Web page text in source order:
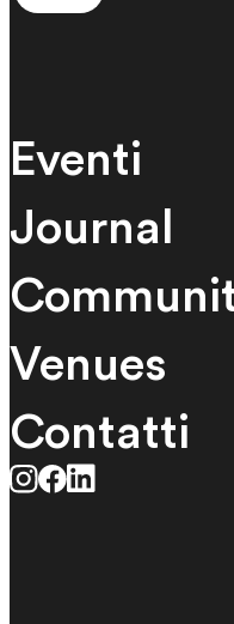
Eventi
Journal
Venues
Contatti